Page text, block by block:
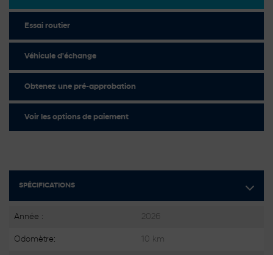
SPÉCIFICATIONS
Année : 2026
Odomètre: 10 km
Essai routier
Véhicule d'échange
Obtenez une pré-approbation
Voir les options de paiement